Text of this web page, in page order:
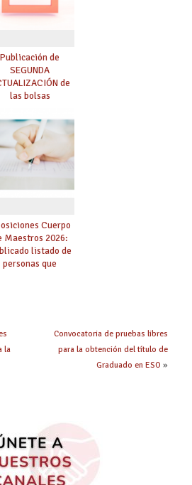
Publicación de
SEGUNDA
de
las bolsas
de Maestros
de especialidades
convocadas a
oposición
Cuerpo
Maestros 2026:
listado de
personas que
la
Convocatoria de pruebas libres
para la obtención del título de
Graduado en ESO »